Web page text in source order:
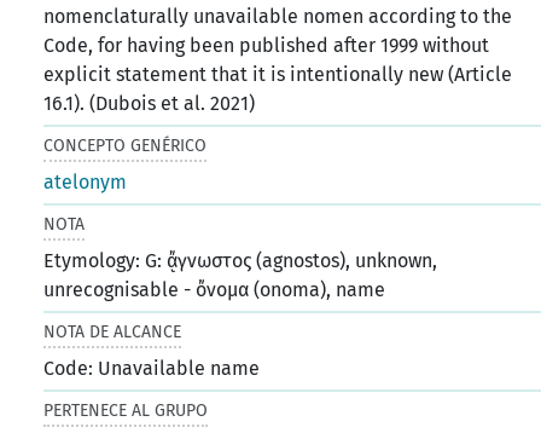
nomenclaturally unavailable nomen according to the
Code, for having been published after 1999 without
explicit statement that it is intentionally new (Article
16.1). (Dubois et al. 2021)
CONCEPTO GENÉRICO
atelonym
NOTA
Etymology: G: ᾄγνωστος (agnostos), unknown,
unrecognisable - ὄνομα (onoma), name
NOTA DE ALCANCE
Code: Unavailable name
PERTENECE AL GRUPO